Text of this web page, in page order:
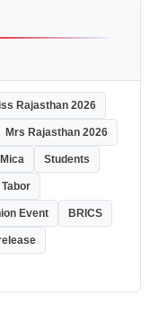
Rajasthan 2026
Mrs Rajasthan 2026
Mica Students
Tabor
Event BRICS